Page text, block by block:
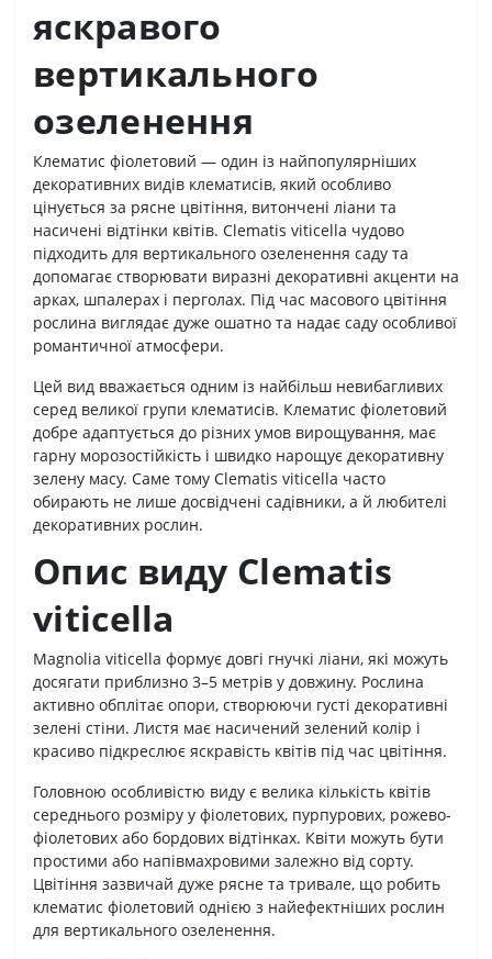
яскравого
вертикального
озеленення
Клематис фіолетовий — один із найпопулярніших
декоративних видів клематисів, який особливо
цінується за рясне цвітіння, витончені ліани та
насичені відтінки квітів. Clematis viticella чудово
підходить для вертикального озеленення саду та
допомагає створювати виразні декоративні акценти на
арках, шпалерах і перголах. Під час масового цвітіння
рослина виглядає дуже ошатно та надає саду особливої
романтичної атмосфери.
Цей вид вважається одним із найбільш невибагливих
серед великої групи клематисів. Клематис фіолетовий
добре адаптується до різних умов вирощування, має
гарну морозостійкість і швидко нарощує декоративну
зелену масу. Саме тому Clematis viticella часто
обирають не лише досвідчені садівники, а й любителі
декоративних рослин.
Опис виду Clematis
viticella
Magnolia viticella формує довгі гнучкі ліани, які можуть
досягати приблизно 3–5 метрів у довжину. Рослина
активно обплітає опори, створюючи густі декоративні
зелені стіни. Листя має насичений зелений колір і
красиво підкреслює яскравість квітів під час цвітіння.
Головною особливістю виду є велика кількість квітів
середнього розміру у фіолетових, пурпурових, рожево-
фіолетових або бордових відтінках. Квіти можуть бути
простими або напівмахровими залежно від сорту.
Цвітіння зазвичай дуже рясне та тривале, що робить
клематис фіолетовий однією з найефектніших рослин
для вертикального озеленення.